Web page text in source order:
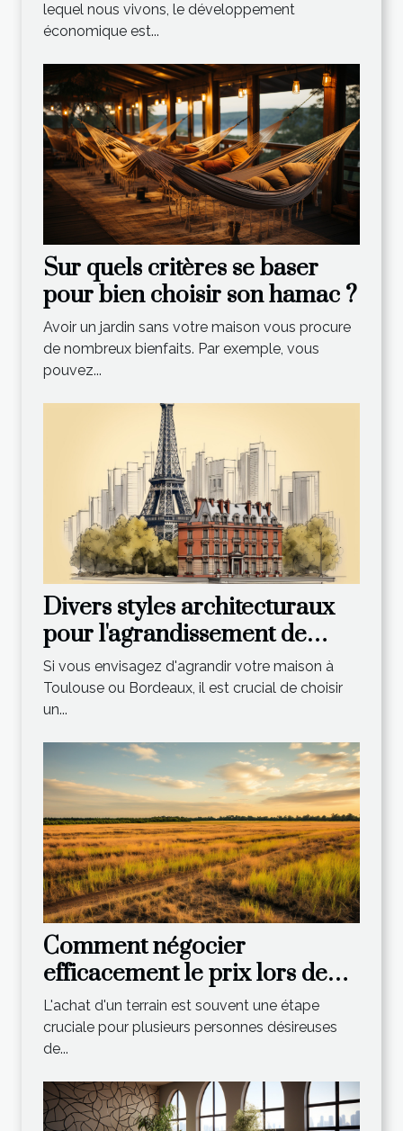
lequel nous vivons, le développement
économique est...
Sur quels critères se baser
pour bien choisir son hamac ?
Avoir un jardin sans votre maison vous procure
de nombreux bienfaits. Par exemple, vous
pouvez...
Divers styles architecturaux
pour l'agrandissement de
votre maison à Toulouse et
Bordeaux
Si vous envisagez d'agrandir votre maison à
Toulouse ou Bordeaux, il est crucial de choisir
un...
Comment négocier
efficacement le prix lors de
l'achat d'un terrain?
L'achat d'un terrain est souvent une étape
cruciale pour plusieurs personnes désireuses
de...